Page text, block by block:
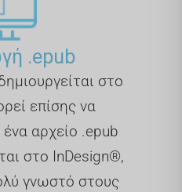
.epub
στο
επίσης να
αρχείο .epub
στο InDesign®,
γνωστό στους